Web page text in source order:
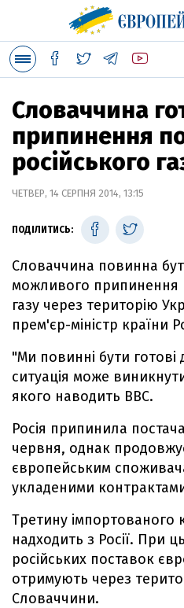
Словаччина
припинення
російського
ЧЕТВЕР, 14 СЕРПНЯ 2014, 13:15
ПОДІЛИТИСЬ:
Словаччина повинна
можливого припинення
газу через територію
прем'єр-міністр країни
"Ми повинні бути
ситуація може
якого наводить BBC.
Росія припинила
червня, однак
європейським
укладеними
Третину імпортованого
надходить з Росії. При
російських поставок
отримують через
Словаччини.